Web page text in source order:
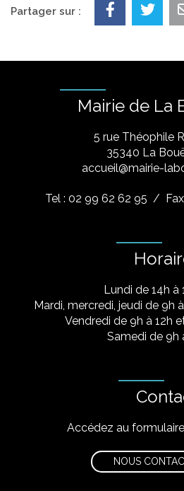
Partager sur :
Mairie de La
5 rue Théophile
​35340 La
accueil@mairie-
Tel : 02 99 62 62 95 / Fax
Lundi de 14h à
Mardi, mercredi, jeudi de 9h
Vendredi de 9h à 12h
Samedi de 9h
Accédez au
NOUS